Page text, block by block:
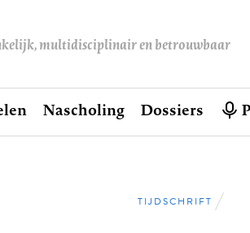
multidisciplinair en betrouwbaar
Nascholing Dossiers
Kruimelpad
TIJDSCHRIFT